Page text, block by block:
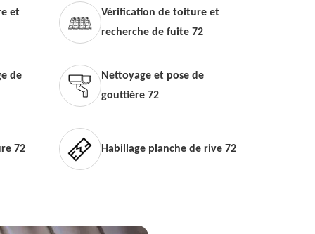
et
Vérification de toiture et
recherche de fuite 72
de
Nettoyage et pose de
gouttière 72
72 Habillage planche de rive 72